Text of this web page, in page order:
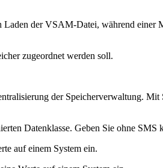
Laden der VSAM-Datei, während einer
zugeordnet werden soll.
der Speicherverwaltung.
Datenklasse. Geben Sie ohne SMS
auf einem System ein.